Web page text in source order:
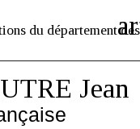
du département des
Jean